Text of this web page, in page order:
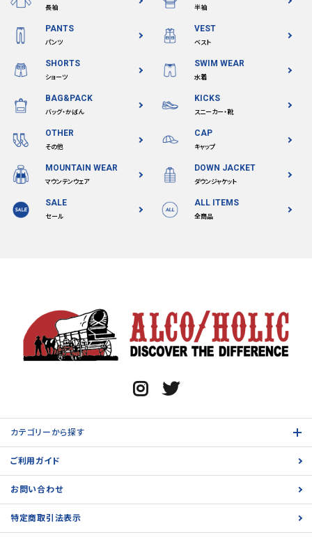
長袖 半袖
PANTS
パンツ
VEST
ベスト
SHORTS
ショーツ
SWIM WEAR
水着
BAG&PACK
バッグ・かばん
KICKS
スニーカー・靴
OTHER
その他
CAP
キャップ
MOUNTAIN WEAR
マウンテンウェア
DOWN JACKET
ダウンジャケット
SALE
セール
ALL ITEMS
全商品
カテゴリーから探す
ご利用ガイド
お問い合わせ
特定商取引法表示